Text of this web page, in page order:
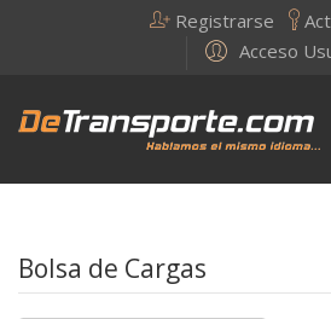
Registrarse
Acceso
Bolsa de Cargas